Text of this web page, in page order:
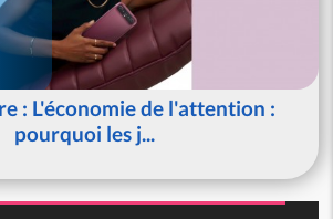
: L'économie de l'attention :
pourquoi les j...